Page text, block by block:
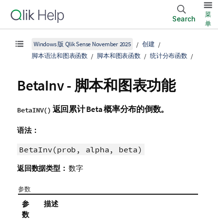
Search
菜
单
Windows 版 Qlik Sense November 2025
创建
脚本语法和图表函数
脚本和图表函数 统计分布函数
BetaInv - 脚本和图表功能
BetaINV() 返回累计 Beta 概率分布的倒数。
语法：
BetaInv(prob, alpha, beta)
返回数据类型： 数字
参数
参
数
描述